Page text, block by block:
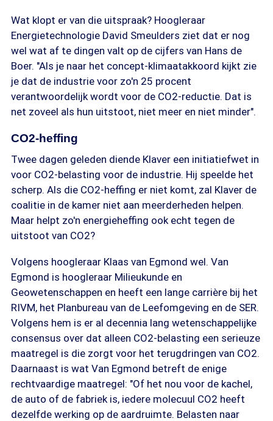
Wat klopt er van die uitspraak? Hoogleraar
Energietechnologie David Smeulders ziet dat er nog
wel wat af te dingen valt op de cijfers van Hans de
Boer. "Als je naar het concept-klimaatakkoord kijkt zie
je dat de industrie voor zo'n 25 procent
verantwoordelijk wordt voor de CO2-reductie. Dat is
net zoveel als hun uitstoot, niet meer en niet minder".
CO2-heffing
Twee dagen geleden diende Klaver een initiatiefwet in
voor CO2-belasting voor de industrie. Hij speelde het
scherp. Als die CO2-heffing er niet komt, zal Klaver de
coalitie in de kamer niet aan meerderheden helpen.
Maar helpt zo'n energieheffing ook echt tegen de
uitstoot van CO2?
Volgens hoogleraar Klaas van Egmond wel. Van
Egmond is hoogleraar Milieukunde en
Geowetenschappen en heeft een lange carrière bij het
RIVM, het Planbureau van de Leefomgeving en de SER.
Volgens hem is er al decennia lang wetenschappelijke
consensus over dat alleen CO2-belasting een serieuze
maatregel is die zorgt voor het terugdringen van CO2.
Daarnaast is wat Van Egmond betreft de enige
rechtvaardige maatregel: "Of het nou voor de kachel,
de auto of de fabriek is, iedere molecuul CO2 heeft
dezelfde werking op de aardruimte. Belasten naar